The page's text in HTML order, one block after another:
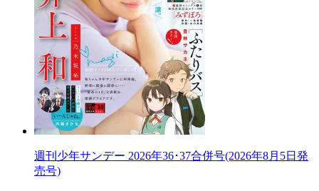
週刊少年サンデー 2026年36･37合併号(2026年8月5日発
売号)